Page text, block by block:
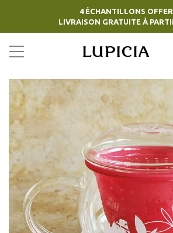
4 ÉCHANTILLONS
LIVRAISON GRATUITE À